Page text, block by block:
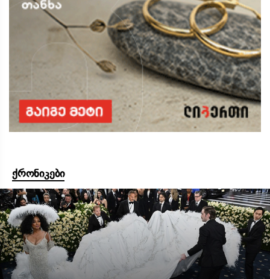
ქრონიკები